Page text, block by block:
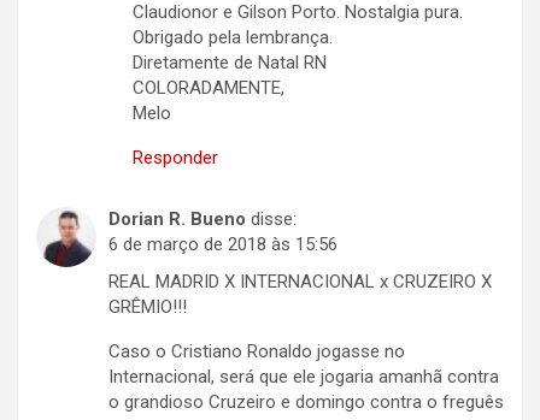
Claudionor e Gilson Porto. Nostalgia pura.
Obrigado pela lembrança.
Diretamente de Natal RN
COLORADAMENTE,
Melo
Responder
Dorian R. Bueno disse:
6 de março de 2018 às 15:56
REAL MADRID X INTERNACIONAL x CRUZEIRO X
GRÊMIO!!!
Caso o Cristiano Ronaldo jogasse no
Internacional, será que ele jogaria amanhã contra
o grandioso Cruzeiro e domingo contra o freguês